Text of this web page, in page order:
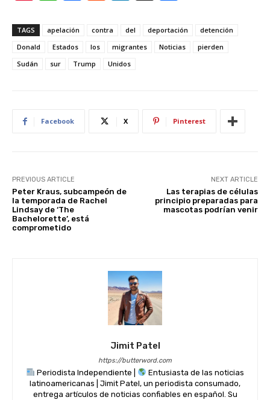
er
e
st
at
s
A
c
e
b
d
di
t
k
e
dI
ar
e
TAGS apelación contra del deportación
detención
Donald
Estados los migrantes Noticias
pierden
Sudán
sur Trump Unidos
Facebook X Pinterest
PREVIOUS ARTICLE
Peter Kraus, subcampeón de
la temporada de Rachel
Lindsay de ‘The
Bachelorette’, está
comprometido
NEXT ARTICLE
Las terapias de células
principio preparadas para
mascotas podrían venir
Jimit Patel
https://butterword.com
Periodista Independiente |
Entusiasta de las noticias
latinoamericanas | Jimit Patel, un periodista consumado,
entrega artículos de noticias confiables en español. Su